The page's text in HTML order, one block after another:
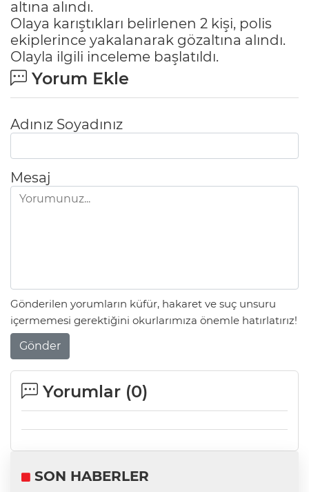
altına alındı.
Olaya karıştıkları belirlenen 2 kişi, polis
ekiplerince yakalanarak gözaltına alındı.
Olayla ilgili inceleme başlatıldı.
Yorum Ekle
Adınız Soyadınız
Mesaj
Gönderilen yorumların küfür, hakaret ve suç unsuru
içermemesi gerektiğini okurlarımıza önemle hatırlatırız!
Gönder
Yorumlar (0)
SON HABERLER